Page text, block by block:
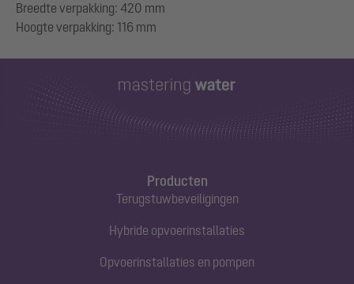
Breedte verpakking: 420 mm
Producten
Terugstuwbeveiligingen
Hybride opvoerinstallaties
Opvoerinstallaties en pompen